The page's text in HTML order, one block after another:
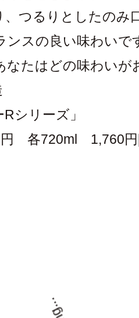
、つるりとしたのみ
ンスの良い味わいで
なたはどの味わいが
シリーズ」
各720ml 1,760円